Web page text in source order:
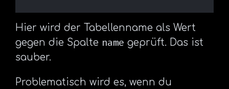
Hier wird der Tabellenname als Wert
gegen die Spalte name geprüft. Das ist
sauber.
Problematisch wird es, wenn du